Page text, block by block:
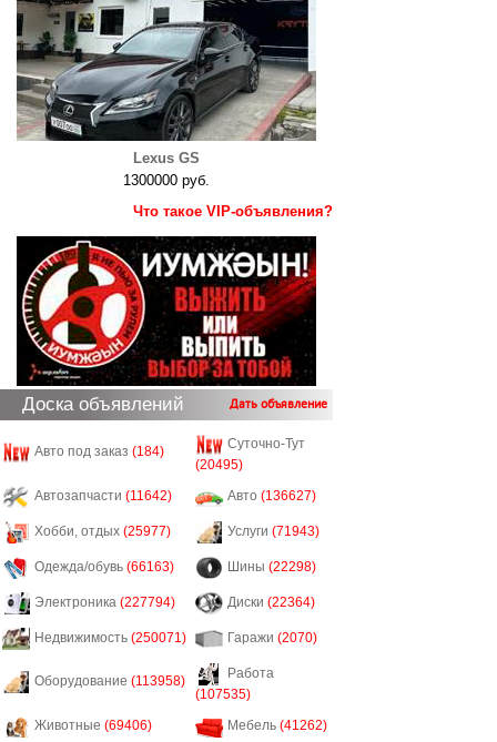
Lexus GS
1300000 руб.
Что такое VIP-объявления?
Доска объявлений Дать объявление
Авто под заказ (184)
Суточно-Тут
(20495)
Автозапчасти (11642) Авто (136627)
Хобби, отдых (25977) Услуги (71943)
Одежда/обувь (66163) Шины (22298)
Электроника (227794) Диски (22364)
Недвижимость (250071) Гаражи (2070)
Оборудование (113958)
Работа
(107535)
Животные (69406) Мебель (41262)